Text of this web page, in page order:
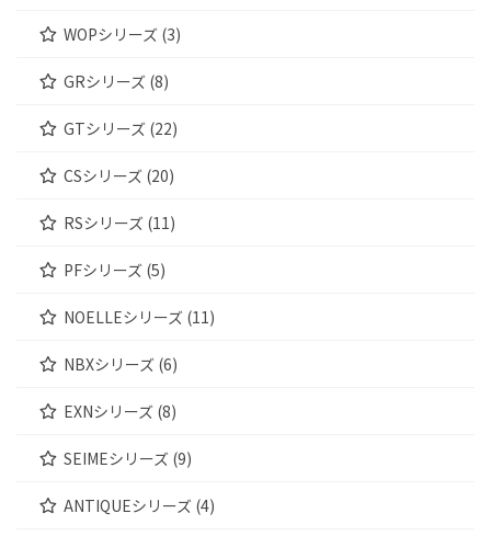
WOPシリーズ (3)
GRシリーズ (8)
GTシリーズ (22)
CSシリーズ (20)
RSシリーズ (11)
PFシリーズ (5)
NOELLEシリーズ (11)
NBXシリーズ (6)
EXNシリーズ (8)
SEIMEシリーズ (9)
ANTIQUEシリーズ (4)